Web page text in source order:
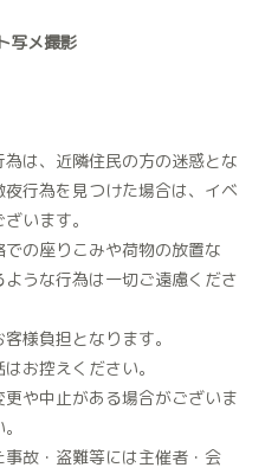
写メ撮影
は、近隣住民の方の迷惑とな
行為を見つけた場合は、イベ
います。
の座りこみや荷物の放置な
うな行為は一切ご遠慮くださ
様負担となります。
お控えください。
や中止がある場合がございま
故・盗難等には主催者・会